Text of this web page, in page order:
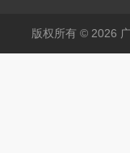
版权所有 © 2026